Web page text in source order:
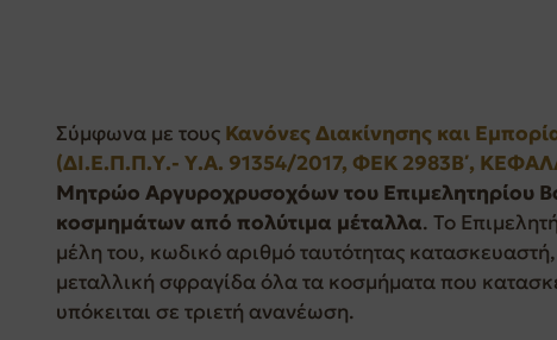
Σύμφωνα με τους Κανόνες Διακίνησης και
(ΔΙ.Ε.Π.Π.Υ.- Υ.Α. 91354/2017, ΦΕΚ 2983Β΄,
Μητρώο Αργυροχρυσοχόων του Επιμελητηρίου
κοσμημάτων από πολύτιμα μέταλλα. Το
μέλη του, κωδικό αριθμό ταυτότητας
μεταλλική σφραγίδα όλα τα κοσμήματα που
υπόκειται σε τριετή ανανέωση.